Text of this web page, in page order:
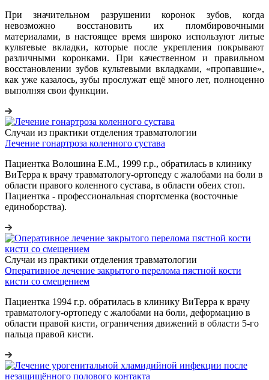
При значительном разрушении коронок зубов, когда
невозможно восстановить их пломбировочными
материалами, в настоящее время широко используют литые
культевые вкладки, которые после укрепления покрывают
различными коронками. При качественном и правильном
восстановлении зубов культевыми вкладками, «пропавшие»,
как уже казалось, зубы прослужат ещё много лет, полноценно
выполняя свои функции.
Случаи из практики отделения травматологии
Лечение гонартроза коленного сустава
Пациентка Волошина Е.М., 1999 г.р., обратилась в клинику
ВиТерра к врачу травматологу-ортопеду с жалобами на боли в
области правого коленного сустава, в области обеих стоп.
Пациентка - профессиональная спортсменка (восточные
единоборства).
Случаи из практики отделения травматологии
Оперативное лечение закрытого перелома пястной кости
кисти со смещением
Пациентка 1994 г.р. обратилась в клинику ВиТерра к врачу
травматологу-ортопеду с жалобами на боли, деформацию в
области правой кисти, ограничения движений в области 5-го
пальца правой кисти.